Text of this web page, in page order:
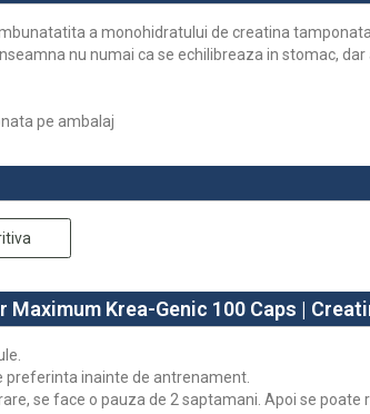
a monohidratului de creatina
nu numai ca se echilibreaza in stomac, dar
pe ambalaj
Maximum Krea-Genic 100 Caps |
preferinta inainte de antrenament.
se face o pauza de 2 saptamani. Apoi se poate